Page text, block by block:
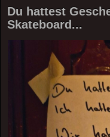
Du hattest
Skateboard...